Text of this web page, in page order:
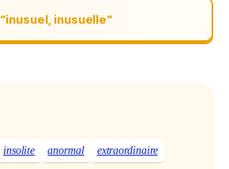
“inusuel, inusuelle“
insolite anormal
extraordinaire